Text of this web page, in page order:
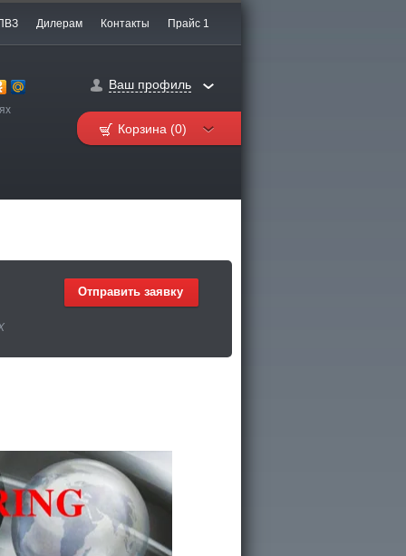
Дилерам Контакты Прайс 1
Ваш профиль
Корзина (0)
Отправить заявку